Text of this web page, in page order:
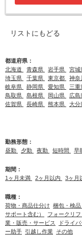
リストにもどる
都道府県：
北海道
青森県 岩手県 宮城
埼玉県
千葉県 東京都 神奈
岐阜県
静岡県 愛知県 三重
鳥取県
島根県 岡山県 広島
佐賀県
長崎県 熊本県 大分
勤務形態：
昼勤
夕勤 夜勤 短時間 早
期間：
1ヶ月未満
2ヶ月以内 3ヶ月
職種：
荷物・商品仕分け 梱包・検
サポート含む）
フォークリフ
業・販売・サービス
ドライ
ー助手 引越し作業 その他